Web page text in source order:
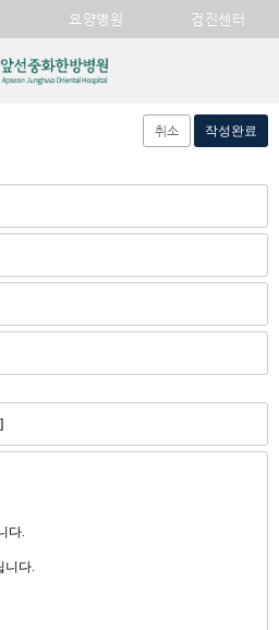
요양병원 검진센터
취소